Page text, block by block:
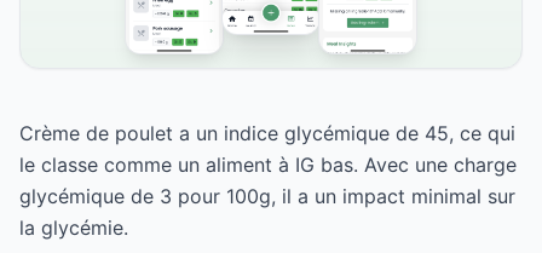
Crème de poulet a un indice glycémique de 45, ce qui
le classe comme un aliment à IG bas. Avec une charge
glycémique de 3 pour 100g, il a un impact minimal sur
la glycémie.